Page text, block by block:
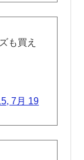
も買え
7月 19